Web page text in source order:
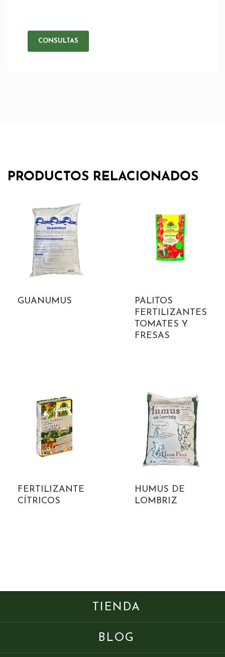
CONSULTAS
PRODUCTOS RELACIONADOS
GUANUMUS
PALITOS
FERTILIZANTES
TOMATES Y
FRESAS
FERTILIZANTE
CÍTRICOS
HUMUS DE
LOMBRIZ
TIENDA
BLOG